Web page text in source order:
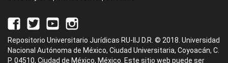
Repositorio Universitario Jurídicas RU-IIJ D.R. © 2018. Universidad
Nacional Autónoma de México, Ciudad Universitaria, Coyoacán, C.
P. 04510, Ciudad de México, México. Este sitio web puede ser